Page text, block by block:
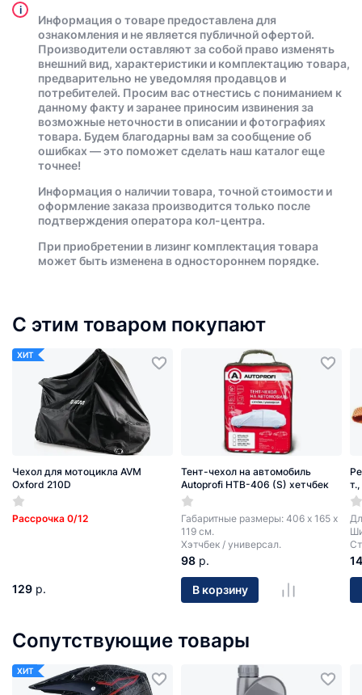
i
Информация о товаре предоставлена для
ознакомления и не является публичной офертой.
Производители оставляют за собой право изменять
внешний вид, характеристики и комплектацию товара,
предварительно не уведомляя продавцов и
потребителей. Просим вас отнестись с пониманием к
данному факту и заранее приносим извинения за
возможные неточности в описании и фотографиях
товара. Будем благодарны вам за сообщение об
ошибках — это поможет сделать наш каталог еще
точнее!
Информация о наличии товара, точной стоимости и
оформление заказа производится только после
подтверждения оператора кол-центра.
При приобретении в лизинг комплектация товара
может быть изменена в одностороннем порядке.
С этим товаром покупают
ХИТ
Чехол для мотоцикла AVM
Oxford 210D
Рассрочка 0/12
129 р.
Тент-чехол на автомобиль
Autoprofi HTB-406 (S) хетчбек
Габаритные размеры: 406 х 165 х
119 см.
Хэтчбек / универсал.
98 р.
В корзину
14
Сопутствующие товары
ХИТ